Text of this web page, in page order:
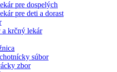
pre dospelých
pre deti a dorast
a krčný lekár
súbor
zbor